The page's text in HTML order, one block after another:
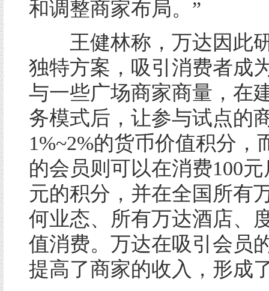
和调整商家布局。”
王健林称，万达因此
独特方案，吸引消费者成
与一些广场商家商量，在
务模式后，让参与试点的
1%~2%的货币价值积分，
的会员则可以在消费100元
元的积分，并在全国所有
何业态、所有万达酒店、
值消费。万达在吸引会员
提高了商家的收入，形成